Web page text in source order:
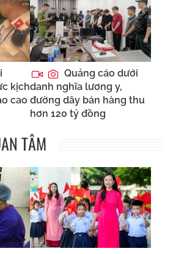
kịch
cao
Quảng cáo dưới
danh nghĩa lương y,
đường dây bán hàng thu
hơn 120 tỷ đồng
TÂM